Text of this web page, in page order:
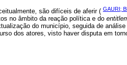
são difíceis de aferir ( GAURI;
no âmbito da reação política e do
do município, seguida de
dos atores, visto haver disputa em